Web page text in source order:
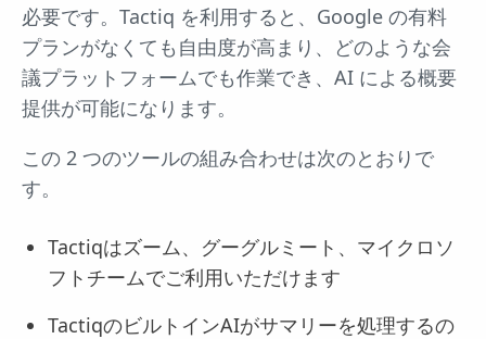
必要です。Tactiq を利用すると、Google の有料
プランがなくても自由度が高まり、どのような会
議プラットフォームでも作業でき、AI による概要
提供が可能になります。
この 2 つのツールの組み合わせは次のとおりで
す。
Tactiqはズーム、グーグルミート、マイクロソ
フトチームでご利用いただけます
TactiqのビルトインAIがサマリーを処理するの